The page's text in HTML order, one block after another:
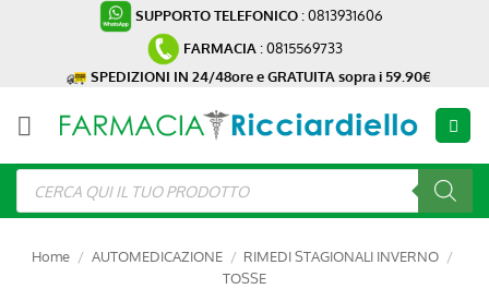
SUPPORTO TELEFONICO : 0813931606
FARMACIA : 0815569733
SPEDIZIONI IN 24/48ore e GRATUITA sopra i 59.90€
Ricerca
prodotti
Home / AUTOMEDICAZIONE / RIMEDI STAGIONALI INVERNO /
TOSSE